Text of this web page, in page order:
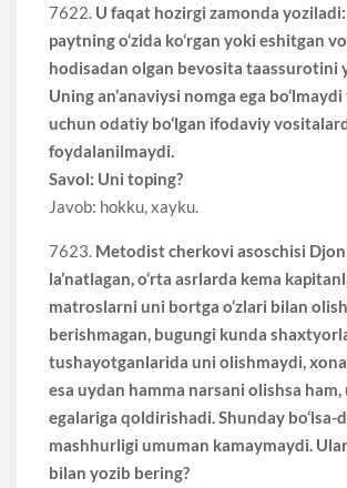
7622. U faqat hozirgi zamonda
paytning o‘zida ko‘rgan yoki eshitgan
hodisadan olgan bevosita taassurotini
Uning an’anaviysi nomga ega bo‘lmaydi
uchun odatiy bo‘lgan ifodaviy
foydalanilmaydi.
Savol: Uni toping?
Javob: hokku, xayku.
7623. Metodist cherkovi asoschisi
la’natlagan, o‘rta asrlarda kema
matroslarni uni bortga o‘zlari bilan
berishmagan, bugungi kunda
tushayotganlarida uni olishmaydi,
esa uydan hamma narsani olishsa ham,
egalariga qoldirishadi. Shunday bo‘lsa-
mashhurligi umuman kamaymaydi.
bilan yozib bering?